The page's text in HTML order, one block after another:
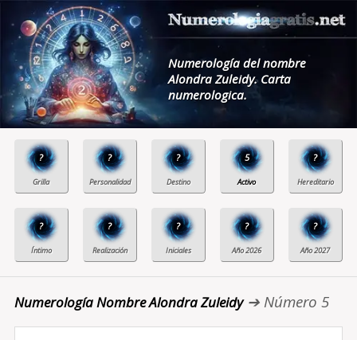
Numerología del nombre
Alondra Zuleidy. Carta
numerologica.
? ? ? 5 ?
? ? ? ? ?
Numerología Nombre Alondra Zuleidy➔ Número 5